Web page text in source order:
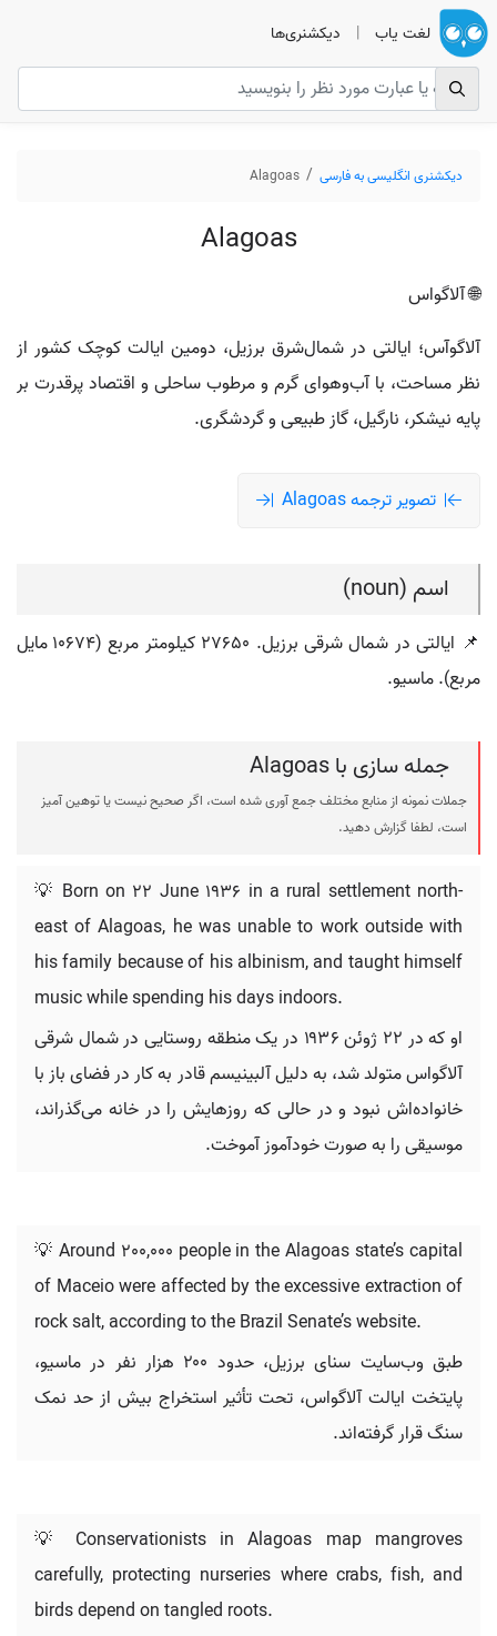
لغت یاب | دیکشنری‌ها
دیکشنری انگلیسی به فارسی Alagoas
Alagoas
🌐 آلاگواس
آلاگوآس؛ ایالتی در شمال‌شرق برزیل، دومین ایالت کوچک کشور از
نظر مساحت، با آب‌وهوای گرم و مرطوب ساحلی و اقتصاد پرقدرت بر
پایه نیشکر، نارگیل، گاز طبیعی و گردشگری.
تصویر ترجمه Alagoas
اسم (noun)
📌 ایالتی در شمال شرقی برزیل. ۲۷۶۵۰ کیلومتر مربع (۱۰۶۷۴ مایل
مربع). ماسیو.
جمله سازی با Alagoas
جملات نمونه از منابع مختلف جمع آوری شده است، اگر صحیح نیست یا توهین آمیز
است، لطفا گزارش دهید.
💡 Born on 22 June 1936 in a rural settlement north-
east of Alagoas, he was unable to work outside with
his family because of his albinism, and taught himself
music while spending his days indoors.
او که در ۲۲ ژوئن ۱۹۳۶ در یک منطقه روستایی در شمال شرقی
آلاگواس متولد شد، به دلیل آلبینیسم قادر به کار در فضای باز با
خانواده‌اش نبود و در حالی که روزهایش را در خانه می‌گذراند،
موسیقی را به صورت خودآموز آموخت.
💡 Around 200,000 people in the Alagoas state’s capital
of Maceio were affected by the excessive extraction of
rock salt, according to the Brazil Senate’s website.
طبق وب‌سایت سنای برزیل، حدود ۲۰۰ هزار نفر در ماسیو،
پایتخت ایالت آلاگواس، تحت تأثیر استخراج بیش از حد نمک
سنگ قرار گرفته‌اند.
💡 Conservationists in Alagoas map mangroves
carefully, protecting nurseries where crabs, fish, and
birds depend on tangled roots.